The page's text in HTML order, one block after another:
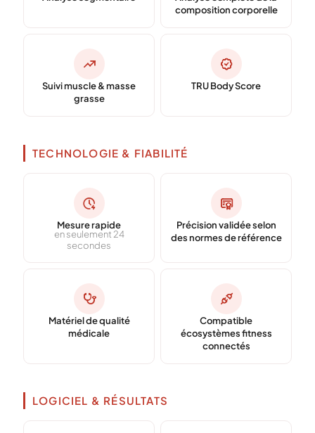
composition corporelle
Suivi muscle & masse
grasse
TRU Body Score
TECHNOLOGIE & FIABILITÉ
Mesure rapide
en seulement 24
secondes
Précision validée selon
des normes de référence
Matériel de qualité
médicale
Compatible
écosystèmes fitness
connectés
LOGICIEL & RÉSULTATS